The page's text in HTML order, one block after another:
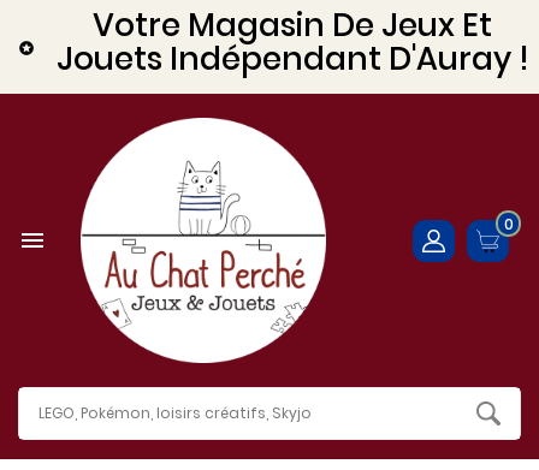

Votre Magasin De Jeux Et
Jouets Indépendant D'Auray !

0